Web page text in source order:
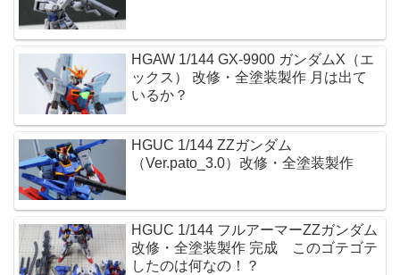
HGAW 1/144 GX-9900 ガンダムX（エ
ックス） 改修・全塗装製作 月は出て
いるか？
HGUC 1/144 ZZガンダム
（Ver.pato_3.0）改修・全塗装製作
HGUC 1/144 フルアーマーZZガンダム
改修・全塗装製作 完成 このゴテゴテ
したのは何なの！？